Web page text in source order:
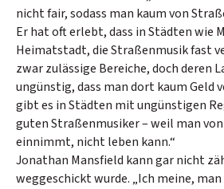
nicht fair, sodass man kaum von
Er hat oft erlebt, dass in Städten wie
Heimatstadt, die Straßenmusik fast
zwar zulässige Bereiche, doch deren
ungünstig, dass man dort kaum Geld
gibt es in Städten mit ungünstigen
guten Straßenmusiker – weil man
einnimmt, nicht leben kann.“
Jonathan Mansfield kann gar nicht
weggeschickt wurde. „Ich meine,